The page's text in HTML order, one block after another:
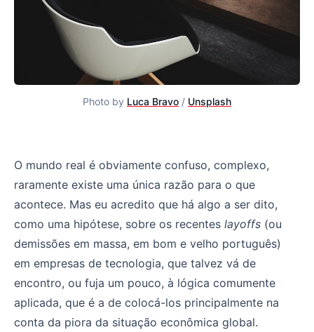
Photo by Luca Bravo / Unsplash
Uma perspectiva sobre os recentes layoffs em
O mundo real é obviamente confuso, complexo,
raramente existe uma única razão para o que
acontece. Mas eu acredito que há algo a ser dito,
como uma hipótese, sobre os recentes layoffs (ou
demissões em massa, em bom e velho português)
em empresas de tecnologia, que talvez vá de
encontro, ou fuja um pouco, à lógica comumente
aplicada, que é a de colocá-los principalmente na
conta da piora da situação econômica global.